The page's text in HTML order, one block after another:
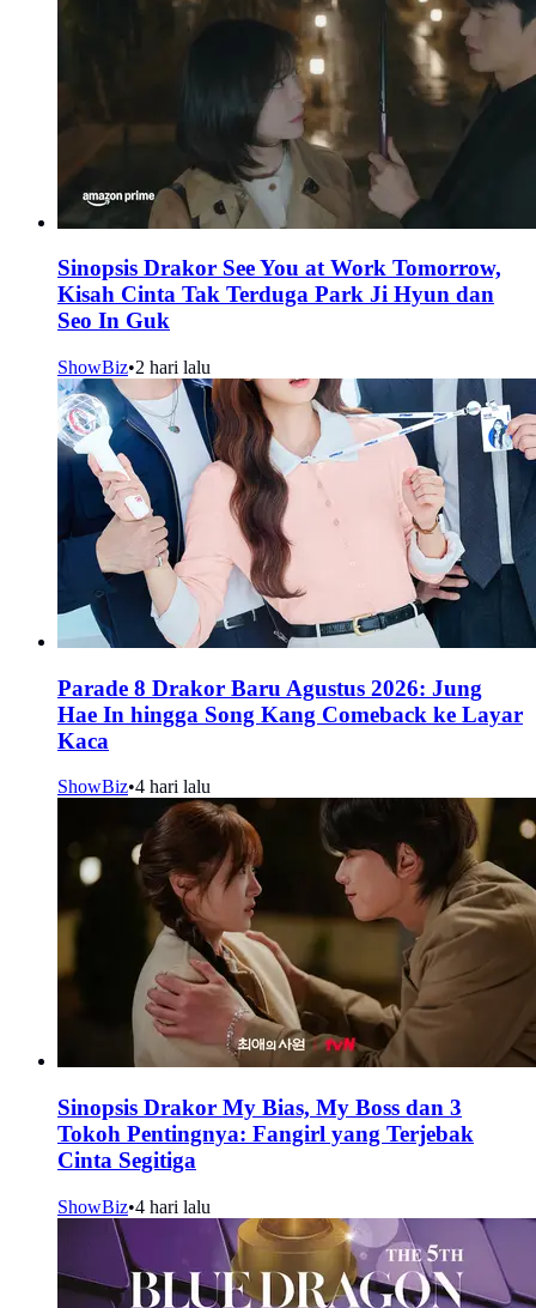
Sinopsis Drakor See You at Work Tomorrow,
Kisah Cinta Tak Terduga Park Ji Hyun dan
Seo In Guk
ShowBiz•2 hari lalu
Parade 8 Drakor Baru Agustus 2026: Jung
Hae In hingga Song Kang Comeback ke Layar
Kaca
ShowBiz•4 hari lalu
Sinopsis Drakor My Bias, My Boss dan 3
Tokoh Pentingnya: Fangirl yang Terjebak
Cinta Segitiga
ShowBiz•4 hari lalu